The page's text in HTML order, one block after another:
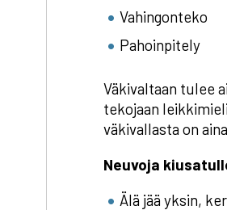
Vahingonteko
Pahoinpitely
Väkivaltaan tulee
tekojaan
väkivallasta on
Neuvoja
Älä jää yksin,